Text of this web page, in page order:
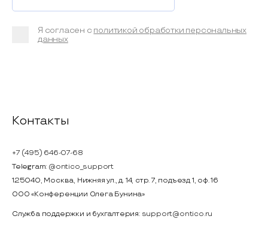
Я согласен с политикой обработки персональных
данных
Контакты
+7 (495) 646-07-68
Telegram: @ontico_support
125040, Москва, Нижняя ул., д. 14, стр. 7, подъезд 1, оф. 16
ООО «Конференции Олега Бунина»
Служба поддержки и бухгалтерия: support@ontico.ru